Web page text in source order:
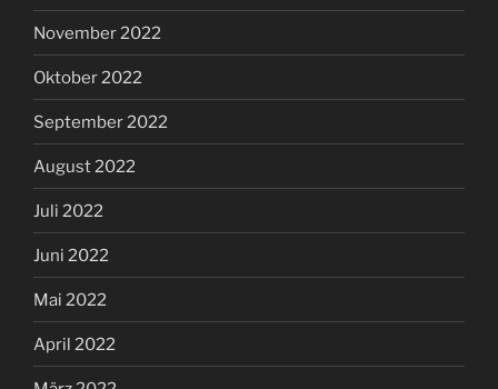
November 2022
Oktober 2022
September 2022
August 2022
Juli 2022
Juni 2022
Mai 2022
April 2022